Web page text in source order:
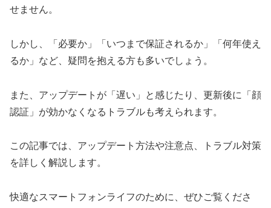
せません。
しかし、「必要か」「いつまで保証されるか」「何年使え
るか」など、疑問を抱える方も多いでしょう。
また、アップデートが「遅い」と感じたり、更新後に「顔
認証」が効かなくなるトラブルも考えられます。
この記事では、アップデート方法や注意点、トラブル対策
を詳しく解説します。
快適なスマートフォンライフのために、ぜひご覧くださ